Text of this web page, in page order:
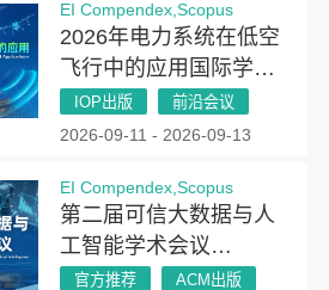
EI Compendex,Scopus
2026年电力系统在低空
飞行中的应用国际学术
会议（PSLAF 2026）
IOP出版 前沿会议
2026-09-11 - 2026-09-13
EI Compendex,Scopus
第二届可信大数据与人
工智能学术会议
(ICTBAI 2026)
官方推荐 ACM出版